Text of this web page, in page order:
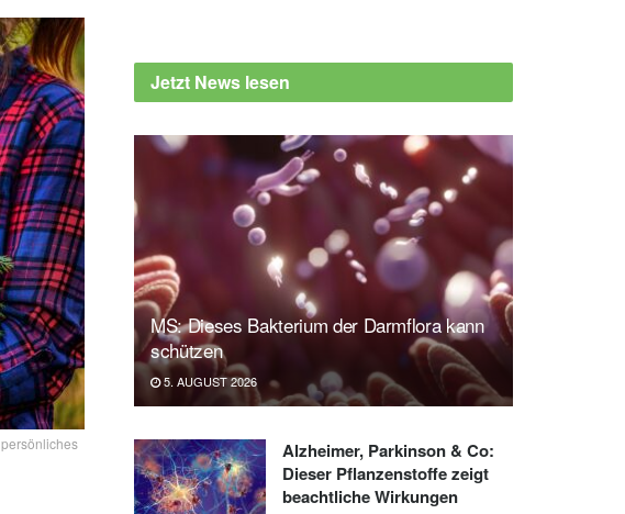
Jetzt News lesen
MS: Dieses Bakterium der Darmflora kann
schützen
5. AUGUST 2026
Alzheimer, Parkinson & Co:
Dieser Pflanzenstoffe zeigt
beachtliche Wirkungen